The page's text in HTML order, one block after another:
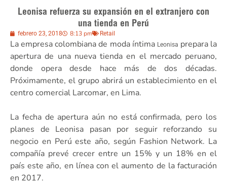
Leonisa refuerza su expansión en el extranjero con
una tienda en Perú
febrero 23, 2018 8:13 pm Retail
La empresa colombiana de moda íntima Leonisa prepara la
apertura de una nueva tienda en el mercado peruano,
donde opera desde hace más de dos décadas.
Próximamente, el grupo abrirá un establecimiento en el
centro comercial Larcomar, en Lima.
La fecha de apertura aún no está confirmada, pero los
planes de Leonisa pasan por seguir reforzando su
negocio en Perú este año, según Fashion Network. La
compañía prevé crecer entre un 15% y un 18% en el
país este año, en línea con el aumento de la facturación
en 2017.